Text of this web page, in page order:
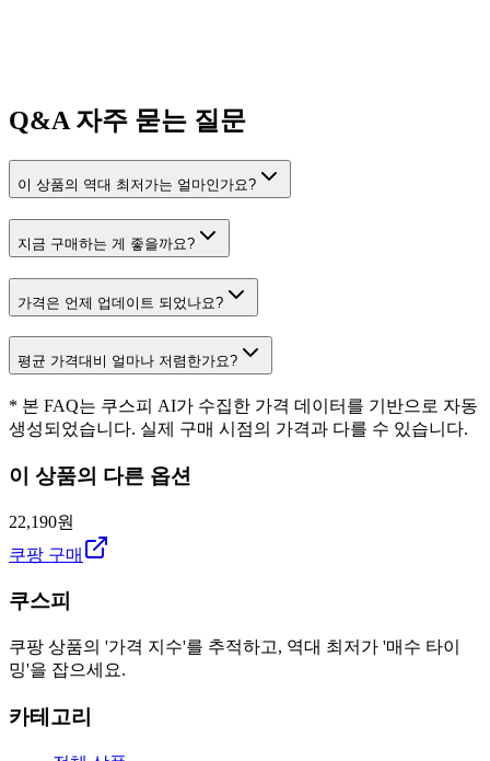
Q&A자주 묻는 질문
이 상품의 역대 최저가는 얼마인가요?
지금 구매하는 게 좋을까요?
가격은 언제 업데이트 되었나요?
평균 가격대비 얼마나 저렴한가요?
* 본 FAQ는 쿠스피 AI가 수집한 가격 데이터를 기반으로 자동
생성되었습니다. 실제 구매 시점의 가격과 다를 수 있습니다.
이 상품의 다른 옵션
22,190원
쿠팡 구매
쿠스피
쿠팡 상품의 '가격 지수'를 추적하고, 역대 최저가 '매수 타이
밍'을 잡으세요.
카테고리